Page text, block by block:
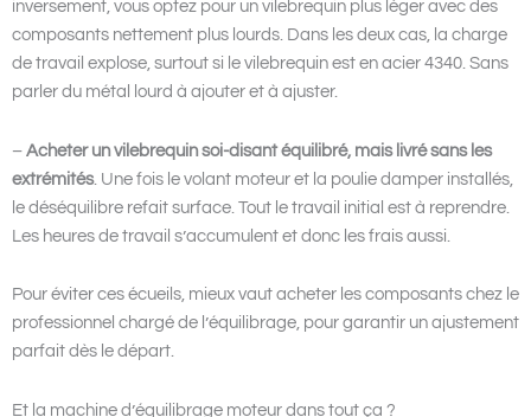
inversement, vous optez pour un vilebrequin plus léger avec des
composants nettement plus lourds. Dans les deux cas, la charge
de travail explose, surtout si le vilebrequin est en acier 4340. Sans
parler du métal lourd à ajouter et à ajuster.
– Acheter un vilebrequin soi-disant équilibré, mais livré sans les
extrémités. Une fois le volant moteur et la poulie damper installés,
le déséquilibre refait surface. Tout le travail initial est à reprendre.
Les heures de travail s’accumulent et donc les frais aussi.
Pour éviter ces écueils, mieux vaut acheter les composants chez le
professionnel chargé de l’équilibrage, pour garantir un ajustement
parfait dès le départ.
Et la machine d’équilibrage moteur dans tout ça ?